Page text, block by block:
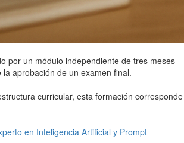
por un módulo independiente de tres meses
aprobación de un examen final.
curricular, esta formación corresponde
en Inteligencia Artificial y Prompt